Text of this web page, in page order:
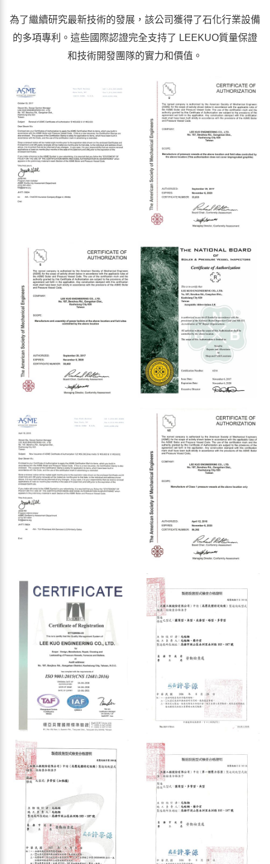
為了繼續研究最新技術的發展，該公司獲得了石化行業設備
的多項專利。這些國際認證完全支持了 LEEKUO質量保證
和技術開發團隊的實力和價值。